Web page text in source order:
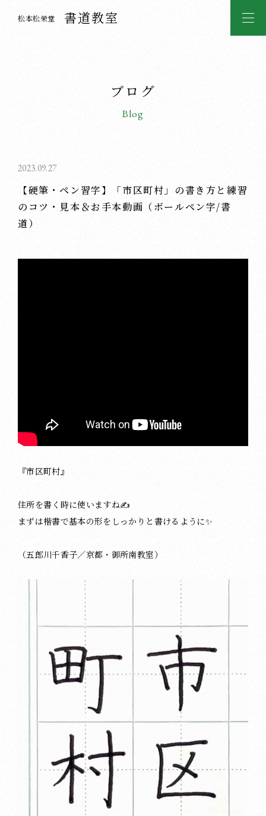
松本松栄堂 書道教室
ブログ
Blog
2023.09.27
【硬筆・ペン習字】「市区町村」の書き方と練習
のコツ・見本＆お手本動画（ボールペン字/書
道）
『市区町村』
住所を書く時に使いますね✍️
まずは楷書で基本の形をしっかりと書けるように✨
（五郎川千香子／京都・御所南教室）